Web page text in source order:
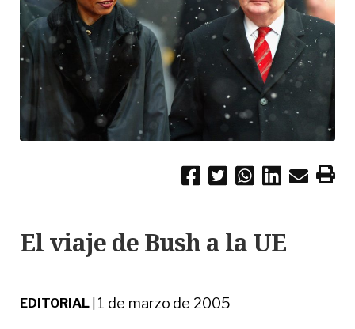
El viaje de Bush a la UE
EDITORIAL| 1 de marzo de 2005